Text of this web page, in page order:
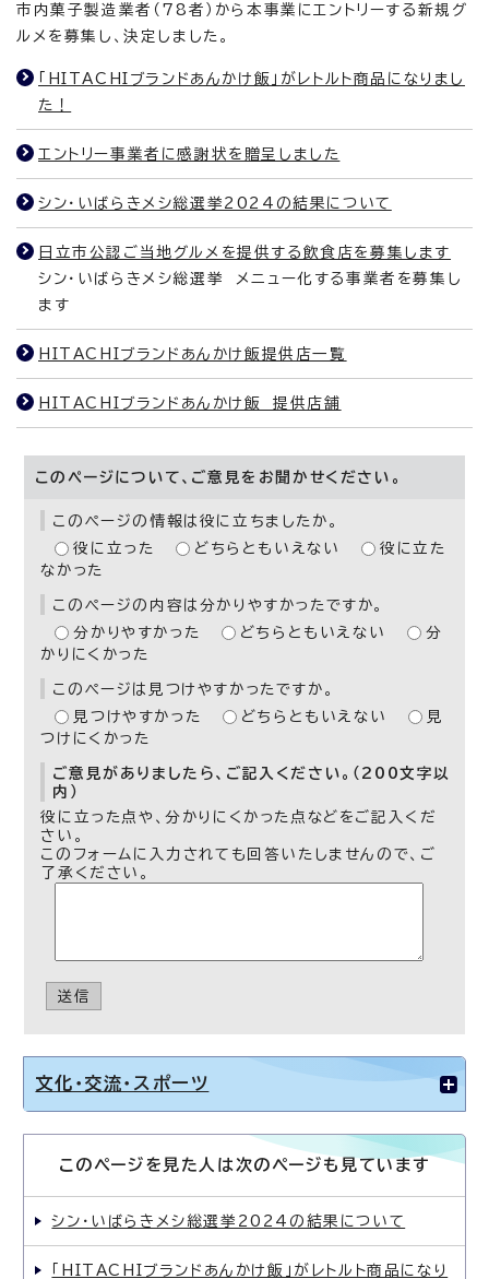
市内菓子製造業者（78者）から本事業にエントリーする新規グ
ルメを募集し、決定しました。
「HITACHIブランドあんかけ飯」がレトルト商品になりまし
た！
エントリー事業者に感謝状を贈呈しました
シン・いばらきメシ総選挙2024の結果について
日立市公認ご当地グルメを提供する飲食店を募集します
シン・いばらきメシ総選挙 メニュー化する事業者を募集し
ます
HITACHIブランドあんかけ飯提供店一覧
HITACHIブランドあんかけ飯 提供店舗
このページについて、ご意見をお聞かせください。
このページの情報は役に立ちましたか。
役に立った
どちらともいえない
役に立た
なかった
このページの内容は分かりやすかったですか。
分かりやすかった
どちらともいえない
分
かりにくかった
このページは見つけやすかったですか。
見つけやすかった
どちらともいえない
見
つけにくかった
ご意見がありましたら、ご記入ください。（200文字以
内）
役に立った点や、分かりにくかった点などをご記入くだ
さい。
このフォームに入力されても回答いたしませんので、ご
了承ください。
送信
文化・交流・スポーツ
このページを見た人は次のページも見ています
シン・いばらきメシ総選挙2024の結果について
「HITACHIブランドあんかけ飯」がレトルト商品になり